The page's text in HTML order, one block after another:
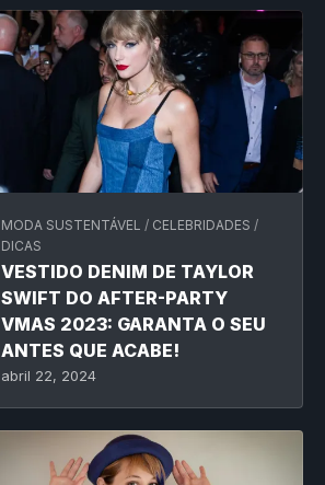
MODA SUSTENTÁVEL / CELEBRIDADES /
DICAS
VESTIDO DENIM DE TAYLOR
SWIFT DO AFTER-PARTY
VMAS 2023: GARANTA O SEU
ANTES QUE ACABE!
abril 22, 2024